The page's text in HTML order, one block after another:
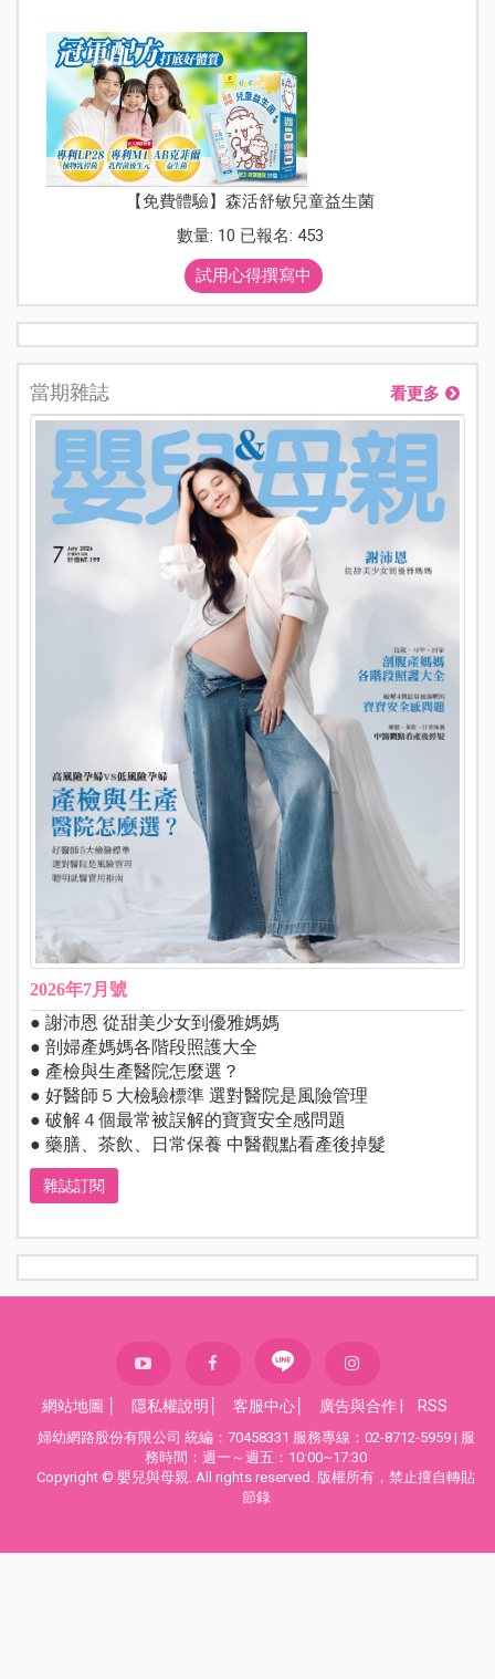
【免費體驗】森活舒敏兒童益生菌
數量: 10 已報名: 453
試用心得撰寫中
當期雜誌 看更多
2026年7月號
● 謝沛恩 從甜美少女到優雅媽媽
● 剖婦產媽媽各階段照護大全
● 產檢與生產醫院怎麼選？
● 好醫師５大檢驗標準 選對醫院是風險管理
● 破解４個最常被誤解的寶寶安全感問題
● 藥膳、茶飲、日常保養 中醫觀點看產後掉髮
雜誌訂閱
網站地圖 隱私權說明 客服中心 廣告與合作 RSS
婦幼網路股份有限公司 統編：70458331 服務專線：02-8712-5959 | 服
務時間：週一～週五：10:00~17:30
Copyright © 嬰兒與母親. All rights reserved. 版權所有，禁止擅自轉貼
節錄